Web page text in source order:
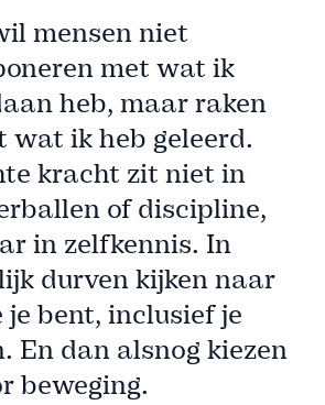
mensen niet
met wat ik
heb, maar raken
wat ik heb geleerd.
kracht zit niet in
of discipline,
in zelfkennis. In
durven kijken naar
je bent, inclusief je
En dan alsnog kiezen
beweging.